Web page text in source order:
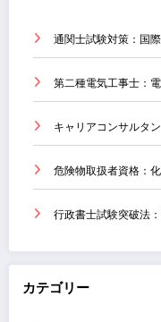
通関士試験対策：国
第二種電気工事士：
キャリアコンサルタ
危険物取扱者資格：
行政書士試験突破法
カテゴリー